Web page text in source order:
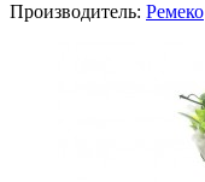
Производитель: Ремеко